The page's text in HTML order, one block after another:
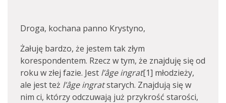
Droga, kochana panno Krystyno,
Żałuję bardzo, że jestem tak złym
korespondentem. Rzecz w tym, że znajduję się od
roku w złej fazie. Jest l’âge ingrat[1] młodzieży,
ale jest też l’âge ingratstarych. Znajdują się w
nim ci, którzy odczuwają już przykrość starości,